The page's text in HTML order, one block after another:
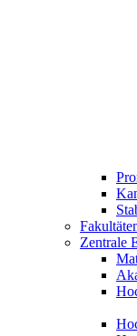
Zentrale